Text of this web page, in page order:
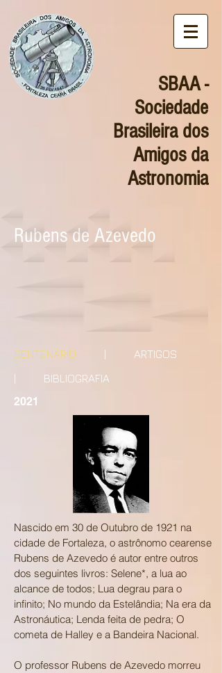
SBAA -
Sociedade
Brasileira dos
Amigos da
Astronomia
Rubens de Azevedo
CENTENÁRIO | ARTIGOS
| BIBLIOGRAFIA
2021
Nascido em 30 de Outubro de 1921 na
cidade de Fortaleza, o astrônomo cearense
Rubens de Azevedo é autor entre outros
dos seguintes livros: Selene*, a lua ao
alcance de todos; Lua degrau para o
infinito; No mundo da Estelândia; Na era da
Astronáutica; Lenda feita de pedra; O
cometa de Halley e a Bandeira Nacional.
O professor Rubens de Azevedo morreu